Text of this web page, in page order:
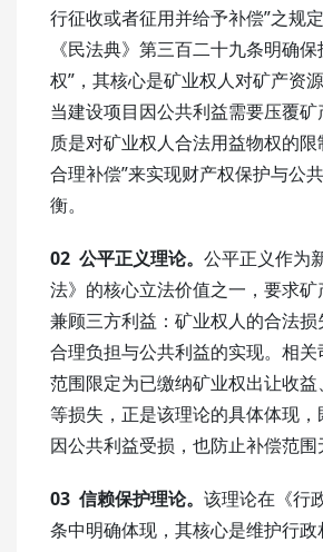
行征收或者征用并给予补偿”之规
《民法典》第三百二十九条明确
权”，其核心是矿业权人对矿产资
当建设项目因公共利益需要压覆
质是对矿业权人合法用益物权的
合理补偿”来实现财产权保护与公
衡。
02 公平正义理论。 公平正义作为
法》的核心立法价值之一，要求
兼顾三方利益：矿业权人的合法
合理负担与公共利益的实现。相
范围限定为已缴纳矿业权出让收
等损失，正是该理论的具体体现，
因公共利益受损，也防止补偿范围
03 信赖保护理论。 该理论在《行
条中明确体现，其核心是维护行